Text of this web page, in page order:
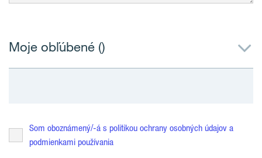
Moje obľúbené ()
Som oboznámený/-á s politikou ochrany osobných údajov a
podmienkami používania